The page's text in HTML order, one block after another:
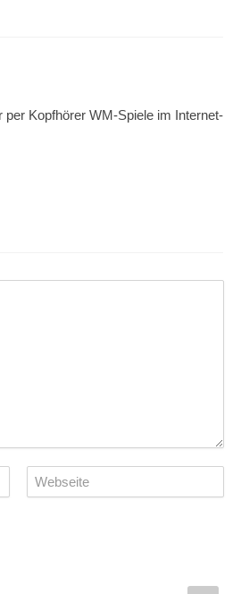
Kopfhörer WM-Spiele im Internet-